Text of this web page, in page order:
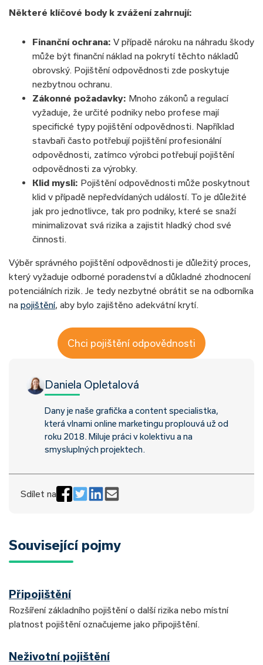
Některé klíčové body k zvážení zahrnují:
Finanční ochrana: V případě nároku na náhradu škody
může být finanční náklad na pokrytí těchto nákladů
obrovský. Pojištění odpovědnosti zde poskytuje
nezbytnou ochranu.
Zákonné požadavky: Mnoho zákonů a regulací
vyžaduje, že určité podniky nebo profese mají
specifické typy pojištění odpovědnosti. Například
stavbaři často potřebují pojištění profesionální
odpovědnosti, zatímco výrobci potřebují pojištění
odpovědnosti za výrobky.
Klid mysli: Pojištění odpovědnosti může poskytnout
klid v případě nepředvídaných událostí. To je důležité
jak pro jednotlivce, tak pro podniky, které se snaží
minimalizovat svá rizika a zajistit hladký chod své
činnosti.
Výběr správného pojištění odpovědnosti je důležitý proces,
který vyžaduje odborné poradenství a důkladné zhodnocení
potenciálních rizik. Je tedy nezbytné obrátit se na odborníka
na pojištění, aby bylo zajištěno adekvátní krytí.
Chci pojištění odpovědnosti
Daniela Opletalová
Dany je naše grafička a content specialistka,
která vlnami online marketingu proplouvá už od
roku 2018. Miluje práci v kolektivu a na
smysluplných projektech.
Sdílet na
Související pojmy
Připojištění
Rozšíření základního pojištění o další rizika nebo místní
platnost pojištění označujeme jako připojištění.
Neživotní pojištění